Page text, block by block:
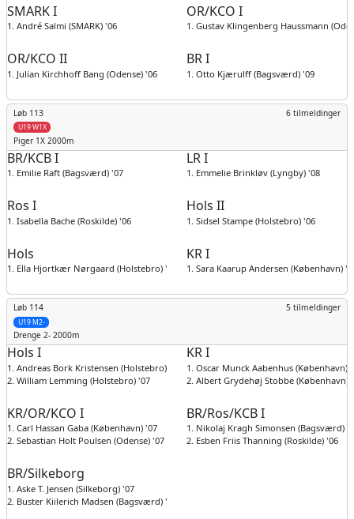
SMARK I
1. André Salmi (SMARK) '06
OR/KCO I
1. Gustav Klingenberg Haussmann
OR/KCO II
1. Julian Kirchhoff Bang (Odense) '06
BR I
1. Otto Kjærulff (Bagsværd) '09
Løb 113 6 tilmeldinger
U19 W1X
Piger 1X 2000m
BR/KCB I
1. Emilie Raft (Bagsværd) '07
LR I
1. Emmelie Brinkløv (Lyngby) '08
Ros I
1. Isabella Bache (Roskilde) '06
Hols II
1. Sidsel Stampe (Holstebro) '06
Hols
1. Ella Hjortkær Nørgaard (Holstebro) '07
KR I
1. Sara Kaarup Andersen (København)
Løb 114 5 tilmeldinger
U19 M2-
Drenge 2- 2000m
Hols I
1. Andreas Bork Kristensen (Holstebro) '08
2. William Lemming (Holstebro) '07
KR I
1. Oscar Munck Aabenhus (København)
2. Albert Grydehøj Stobbe (København)
KR/OR/KCO I
1. Carl Hassan Gaba (København) '07
2. Sebastian Holt Poulsen (Odense) '07
BR/Ros/KCB I
1. Nikolaj Kragh Simonsen (Bagsværd)
2. Esben Friis Thanning (Roskilde) '06
BR/Silkeborg
1. Aske T. Jensen (Silkeborg) '07
2. Buster Kiilerich Madsen (Bagsværd) '07